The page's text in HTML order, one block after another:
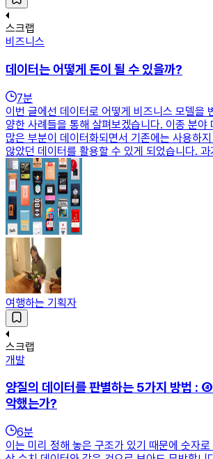
스크랩
비즈니스
데이터는 어떻게 돈이 될 수 있을까?
7분
이번 글에선 데이터로 어떻게 비즈니스 모델을
양한 사례들을 통해 살펴보겠습니다. 이종 분야
많은 부분이 데이터화되면서 기존에는 사용하
않았던 데이터를 활용할 수 있게 되었습니다.
여행하는 기획자
스크랩
개발
양질의 데이터를 판별하는 5가지 방법 :
악했는가?
6분
이는 미리 정해 놓은 구조가 있기 때문에 숫자